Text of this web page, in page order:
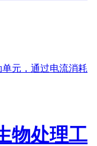
元，通过电流消耗
物处理工